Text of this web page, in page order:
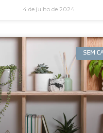
4 de julho de 2024
SEM